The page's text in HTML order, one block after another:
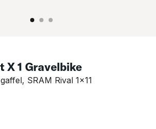
X 1 Gravelbike
SRAM Rival 1x11